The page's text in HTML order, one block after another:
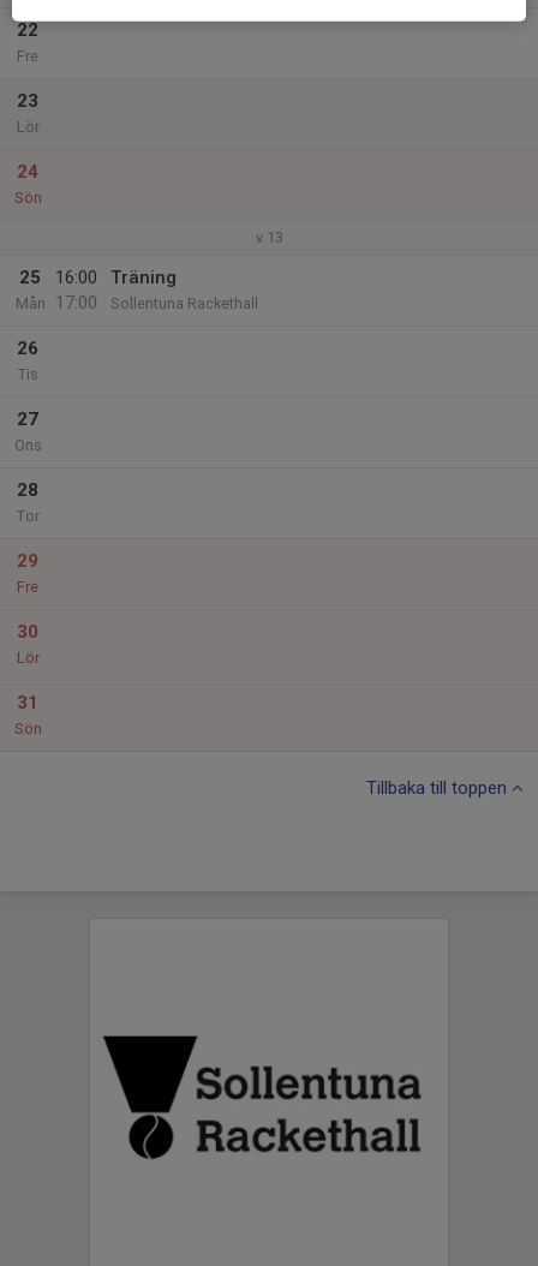
22
Fre
23
Lör
24
Sön
v.13
25
Mån
16:00
17:00
Träning
Sollentuna Rackethall
26
Tis
27
Ons
28
Tor
29
Fre
30
Lör
31
Sön
Tillbaka till toppen